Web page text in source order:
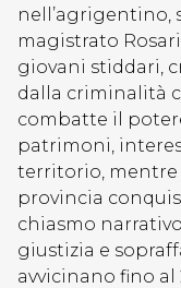
nell’agrigentino,
magistrato
giovani stiddari,
dalla criminalità
combatte il
patrimoni,
territorio, mentre
provincia
chiasmo
giustizia e
avvicinano fino al